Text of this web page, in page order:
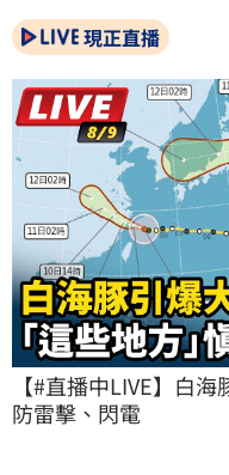
現正直播
【#直播中LIVE】白
防雷擊、閃電